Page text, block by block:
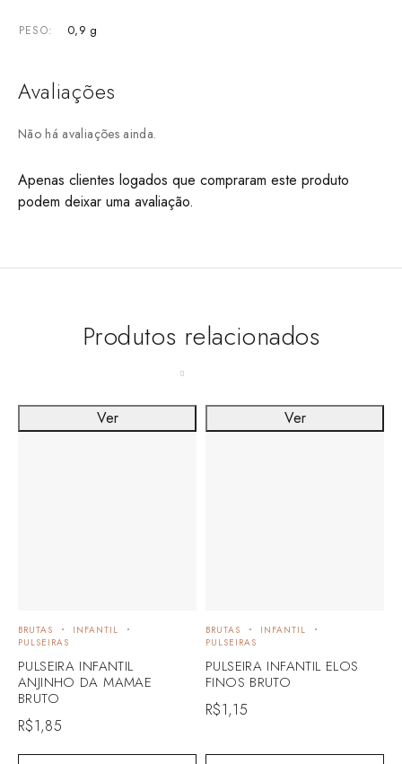
PESO 0,9 g
Avaliações
Não há avaliações ainda.
Apenas clientes logados que compraram este produto
podem deixar uma avaliação.
Produtos relacionados
BRUTAS
INFANTIL
PULSEIRAS
PULSEIRA INFANTIL
ANJINHO DA MAMAE
BRUTO
R$1,85
Ver
BRUTAS
INFANTIL
PULSEIRAS
PULSEIRA INFANTIL ELOS
FINOS BRUTO
R$1,15
Ver